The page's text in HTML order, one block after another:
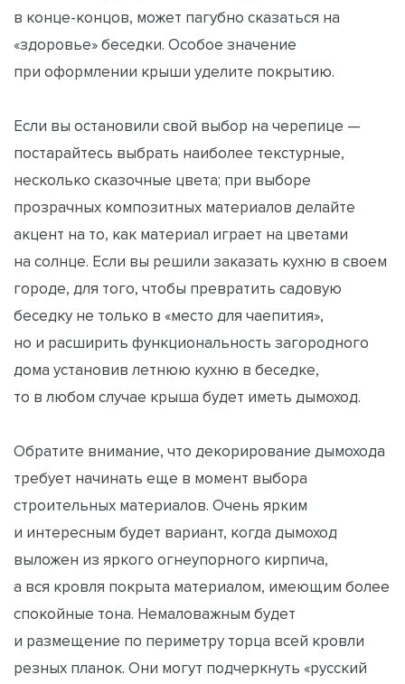
в конце-концов, может пагубно сказаться на
«здоровье» беседки. Особое значение
при оформлении крыши уделите покрытию.
Если вы остановили свой выбор на черепице —
постарайтесь выбрать наиболее текстурные,
несколько сказочные цвета; при выборе
прозрачных композитных материалов делайте
акцент на то, как материал играет на цветами
на солнце. Если вы решили заказать кухню в своем
городе, для того, чтобы превратить садовую
беседку не только в «место для чаепития»,
но и расширить функциональность загородного
дома установив летнюю кухню в беседке,
то в любом случае крыша будет иметь дымоход.
Обратите внимание, что декорирование дымохода
требует начинать еще в момент выбора
строительных материалов. Очень ярким
и интересным будет вариант, когда дымоход
выложен из яркого огнеупорного кирпича,
а вся кровля покрыта материалом, имеющим более
спокойные тона. Немаловажным будет
и размещение по периметру торца всей кровли
резных планок. Они могут подчеркнуть «русский